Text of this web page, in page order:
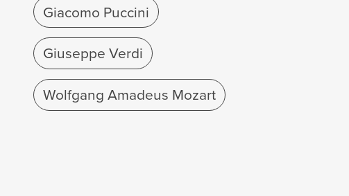
Giacomo Puccini
Giuseppe Verdi
Wolfgang Amadeus Mozart